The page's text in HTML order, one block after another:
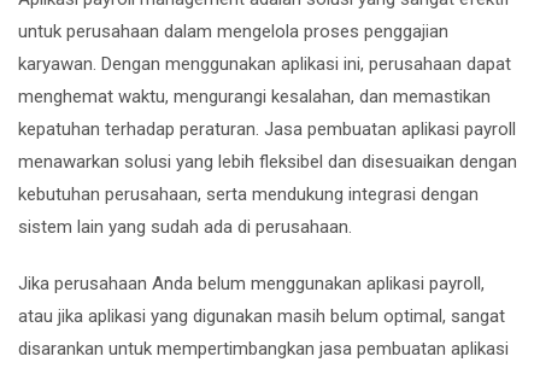
untuk perusahaan dalam mengelola proses penggajian
karyawan. Dengan menggunakan aplikasi ini, perusahaan dapat
menghemat waktu, mengurangi kesalahan, dan memastikan
kepatuhan terhadap peraturan. Jasa pembuatan aplikasi payroll
menawarkan solusi yang lebih fleksibel dan disesuaikan dengan
kebutuhan perusahaan, serta mendukung integrasi dengan
sistem lain yang sudah ada di perusahaan.
Jika perusahaan Anda belum menggunakan aplikasi payroll,
atau jika aplikasi yang digunakan masih belum optimal, sangat
disarankan untuk mempertimbangkan jasa pembuatan aplikasi